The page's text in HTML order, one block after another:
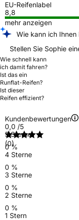
EU-Reifenlabel
8,8
mehr anzeigen
Wie kann ich Ihnen
Stellen Sie Sophie
Wie schnell kann
ich damit fahren?
Ist das ein
Runflat-Reifen?
Ist dieser
Reifen effizient?
Kundenbewertungen
0,0 /5
(0)
5 Sterne
0 %
4 Sterne
0 %
3 Sterne
0 %
2 Sterne
0 %
1 Stern